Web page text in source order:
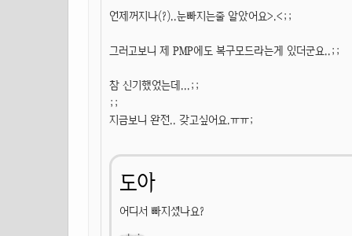
언제꺼지나(?)..눈빠지는줄 알았어요>.<;;
그러고보니 제 PMP에도 복구모드라는게 있더군요..;;
참 신기했었는데...;;
;;
지금보니 완전.. 갖고싶어요.ㅠㅠ;
도아
어디서 빠지셨나요?